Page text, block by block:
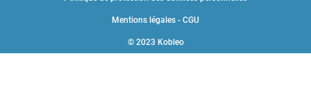
© 2023 Kobleo
Mentions légales - CGU